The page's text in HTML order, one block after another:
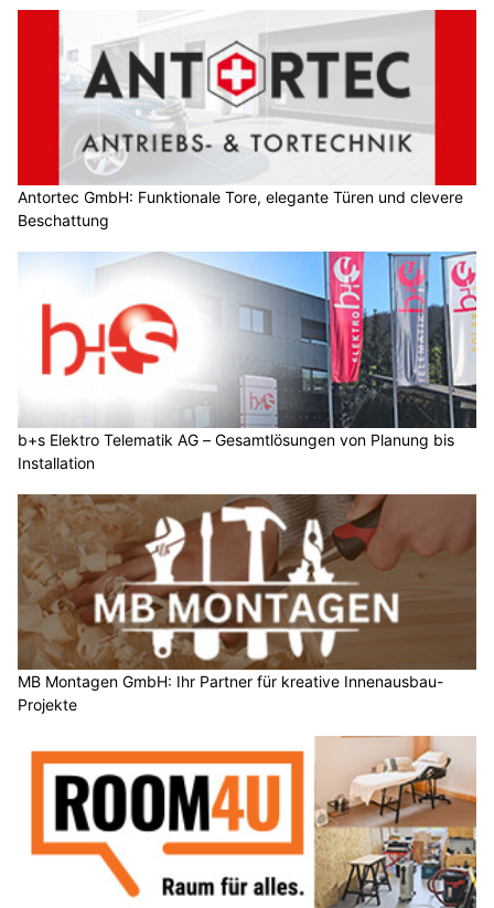
Antortec GmbH: Funktionale Tore, elegante Türen und clevere
Beschattung
b+s Elektro Telematik AG – Gesamtlösungen von Planung bis
Installation
MB Montagen GmbH: Ihr Partner für kreative Innenausbau-
Projekte